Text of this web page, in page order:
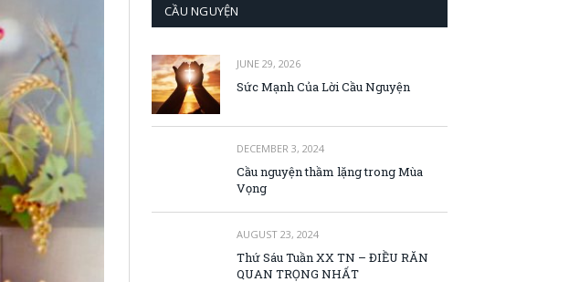
CẦU NGUYỆN
JUNE 29, 2026
Sức Mạnh Của Lời Cầu Nguyện
DECEMBER 3, 2024
Cầu nguyện thầm lặng trong Mùa
Vọng
AUGUST 23, 2024
Thứ Sáu Tuần XX TN – ĐIỀU RĂN
QUAN TRỌNG NHẤT